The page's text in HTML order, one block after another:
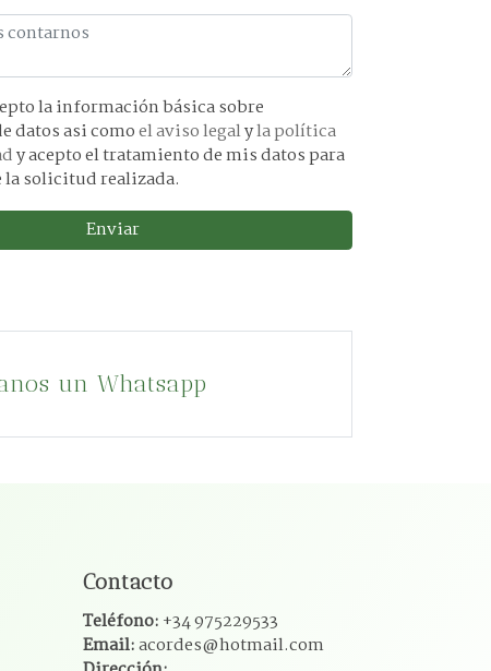
sobre
protección de datos asi comoel aviso legalyla política
y acepto el tratamiento de mis datos para
la solicitud realizada.
Enviar
un Whatsapp
Contacto
Teléfono: +34 975229533
Email:acordes@hotmail.com